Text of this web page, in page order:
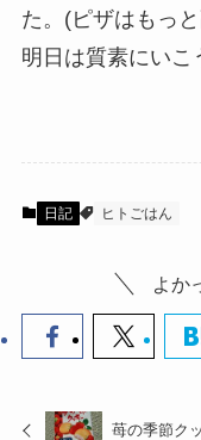
た。(ピザはもっ
明日は質素にいこ
日記 ヒトごはん
よか
苺の季節ク